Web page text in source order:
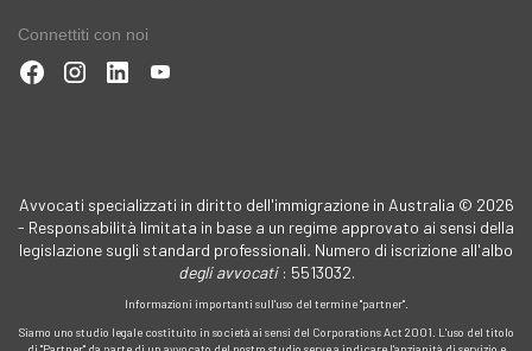
Connettiti con noi
Avvocati specializzati in diritto dell'immigrazione in Australia © 2026
- Responsabilità limitata in base a un regime approvato ai sensi della
legislazione sugli standard professionali. Numero di iscrizione all'albo
degli avvocati : 5513032.
Informazioni importanti sull'uso del termine "partner".
Siamo uno studio legale costituito in società ai sensi del Corporations Act 2001. L'uso del titolo